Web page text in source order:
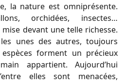
la nature est omniprésente.
orchidées, insectes…
mise devant une telle richesse.
unes des autres, toujours
forment un précieux
appartient. Aujourd’hui
elles sont menacées,